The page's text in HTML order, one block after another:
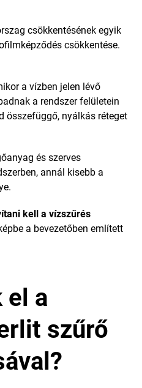
csökkentésének egyik
csökkentése.
a vízben jelen lévő
a rendszer felületein
összefüggő, nyálkás réteget
és szerves
annál kisebb a
kell a vízszűrés
a bevezetőben említett
a
szűrő